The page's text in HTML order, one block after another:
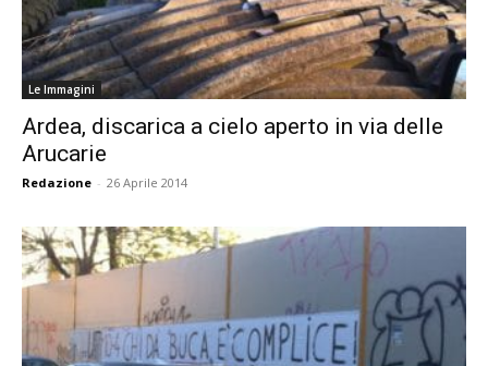
Le Immagini
Ardea, discarica a cielo aperto in via delle
Arucarie
Redazione - 26 Aprile 2014